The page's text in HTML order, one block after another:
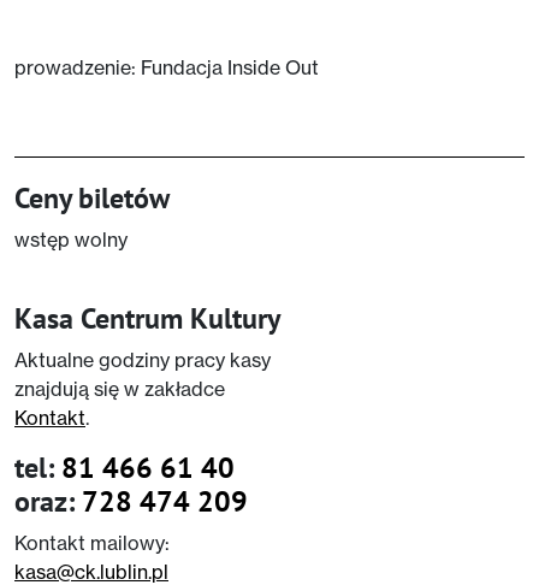
prowadzenie: Fundacja Inside Out
Ceny biletów
wstęp wolny
Kasa Centrum Kultury
Aktualne godziny pracy kasy
znajdują się w zakładce
Kontakt.
tel: 81 466 61 40
oraz: 728 474 209
Kontakt mailowy:
kasa@ck.lublin.pl